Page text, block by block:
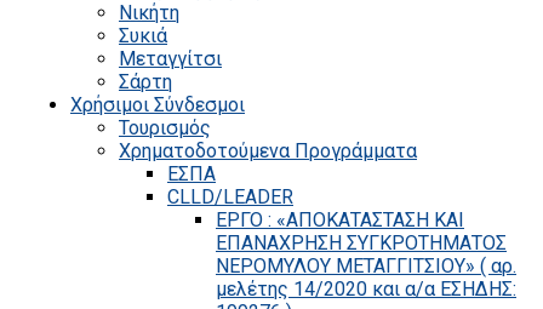
Νικήτη
Συκιά
Μεταγγίτσι
Σάρτη
Χρήσιμοι Σύνδεσμοι
Τουρισμός
Χρηματοδοτούμενα Προγράμματα
ΕΣΠΑ
CLLD/LEADER
ΕΡΓΟ : «ΑΠΟΚΑΤΑΣΤΑΣΗ ΚΑΙ
ΕΠΑΝΑΧΡΗΣΗ ΣΥΓΚΡΟΤΗΜΑΤΟΣ
ΝΕΡΟΜΥΛΟΥ ΜΕΤΑΓΓΙΤΣΙΟΥ» ( αρ.
μελέτης 14/2020 και α/α ΕΣΗΔΗΣ: